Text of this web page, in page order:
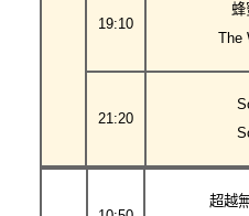
19:10
蜂
The
21:20
超越